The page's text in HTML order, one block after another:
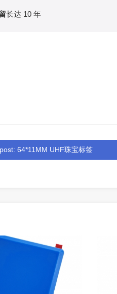
长达 10 年
64*11MM UHF珠宝标签